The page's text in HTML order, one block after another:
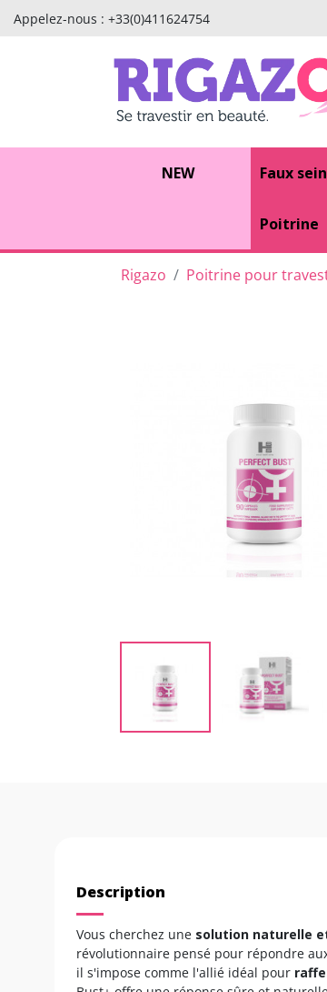
Appelez-nous : +33(0)411624754
NEW Faux
Poitrine
Rigazo Poitrine pour
Description
Vous cherchez une solution naturelle
révolutionnaire pensé pour répondre
il s'impose comme l'allié idéal pour